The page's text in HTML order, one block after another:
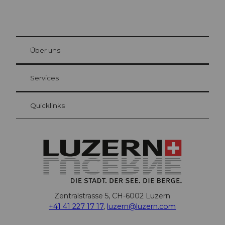
Gästekarte Luzern
Ihre Vorteile als Übernachtungsgast
at Bre
Über uns
Services
Quicklinks
Zentralstrasse 5, CH-6002 Luzern
+41 41 227 17 17, luzern@luzern.com